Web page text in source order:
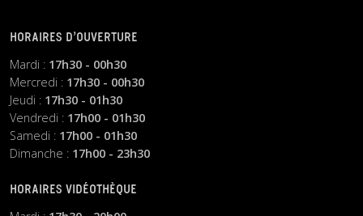
HORAIRES D’OUVERTURE
Mardi : 17h30 - 00h30
Mercredi : 17h30 - 00h30
Jeudi : 17h30 - 01h30
Vendredi : 17h00 - 01h30
Samedi : 17h00 - 01h30
Dimanche : 17h00 - 23h30
HORAIRES VIDÉOTHÈQUE